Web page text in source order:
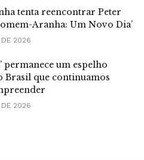
tenta reencontrar Peter
Aranha: Um Novo Dia’
2026
permanece um espelho
Brasil que continuamos
2026